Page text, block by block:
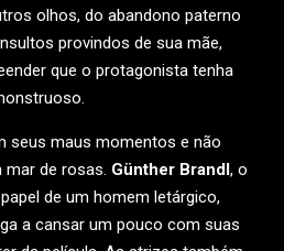
olhos, do abandono paterno
provindos de sua mãe,
que o protagonista tenha
seus maus momentos e não
de rosas. Günther Brandl, o
de um homem letárgico,
a cansar um pouco com suas